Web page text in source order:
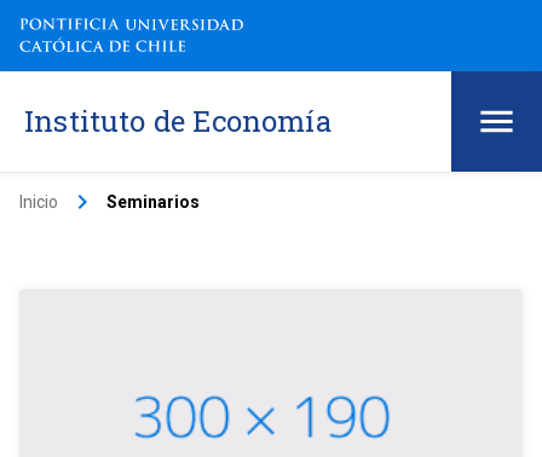
Instituto de Economía
Inicio keyboard_arrow_right Seminarios